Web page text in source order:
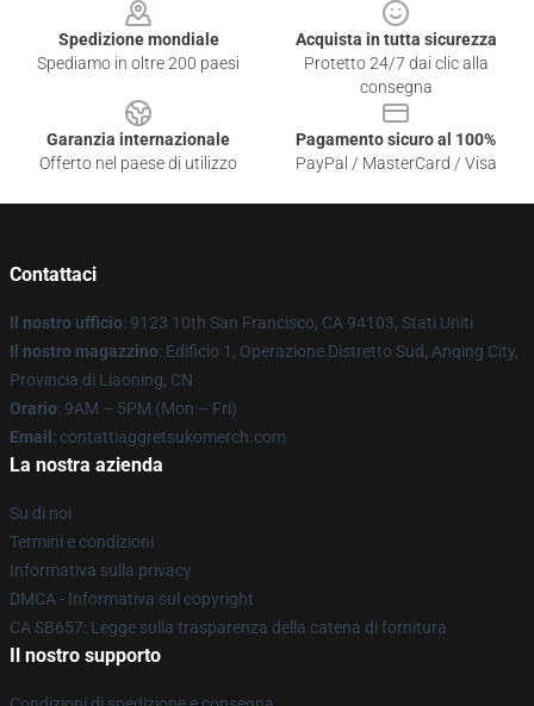
Spedizione mondiale
Spediamo in oltre 200 paesi
Acquista in tutta sicurezza
Protetto 24/7 dai clic alla
consegna
Garanzia internazionale
Offerto nel paese di utilizzo
Pagamento sicuro al 100%
PayPal / MasterCard / Visa
Contattaci
Il nostro ufficio: 9123 10th San Francisco, CA 94103, Stati Uniti
Il nostro magazzino: Edificio 1, Operazione Distretto Sud, Anqing City,
Provincia di Liaoning, CN
Orario: 9AM – 5PM (Mon – Fri)
Email : contattiaggretsukomerch.com
La nostra azienda
Su di noi
Termini e condizioni
Informativa sulla privacy
DMCA - Informativa sul copyright
CA SB657: Legge sulla trasparenza della catena di fornitura
Il nostro supporto